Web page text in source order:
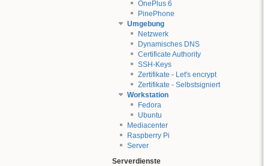
OnePlus 6
PinePhone
Umgebung
Netzwerk
Dynamisches DNS
Certificate Authority
SSH-Keys
Zertifikate - Let's encrypt
Zertifikate - Selbstsigniert
Workstation
Fedora
Ubuntu
Mediacenter
Raspberry Pi
Server
Serverdienste